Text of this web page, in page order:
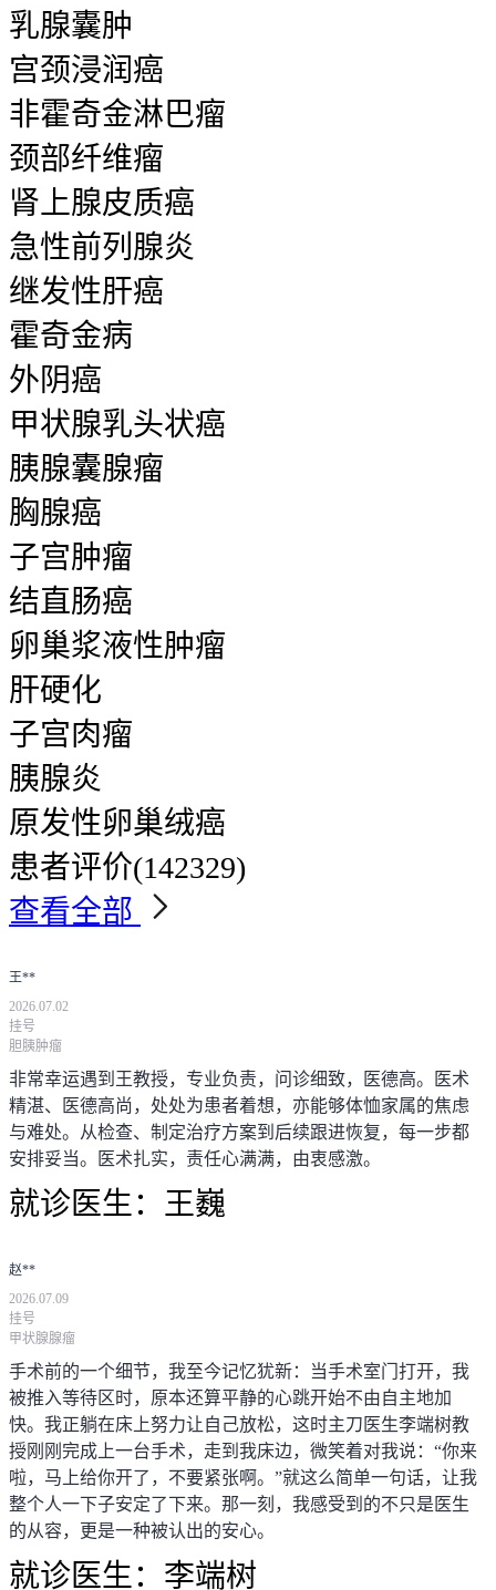
乳腺囊肿
宫颈浸润癌
非霍奇金淋巴瘤
颈部纤维瘤
肾上腺皮质癌
急性前列腺炎
继发性肝癌
霍奇金病
外阴癌
甲状腺乳头状癌
胰腺囊腺瘤
胸腺癌
子宫肿瘤
结直肠癌
卵巢浆液性肿瘤
肝硬化
子宫肉瘤
胰腺炎
原发性卵巢绒癌
患者评价(142329)
查看全部
王**
2026.07.02
挂号
胆胰肿瘤
非常幸运遇到王教授，专业负责，问诊细致，医德高。医术
精湛、医德高尚，处处为患者着想，亦能够体恤家属的焦虑
与难处。从检查、制定治疗方案到后续跟进恢复，每一步都
安排妥当。医术扎实，责任心满满，由衷感激。
就诊医生： 王巍
赵**
2026.07.09
挂号
甲状腺腺瘤
手术前的一个细节，我至今记忆犹新：当手术室门打开，我
被推入等待区时，原本还算平静的心跳开始不由自主地加
快。我正躺在床上努力让自己放松，这时主刀医生李端树教
授刚刚完成上一台手术，走到我床边，微笑着对我说：“你来
啦，马上给你开了，不要紧张啊。”就这么简单一句话，让我
整个人一下子安定了下来。那一刻，我感受到的不只是医生
的从容，更是一种被认出的安心。
就诊医生： 李端树